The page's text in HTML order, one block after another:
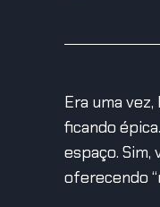
Era uma
ficando
espaço.
oferecendo